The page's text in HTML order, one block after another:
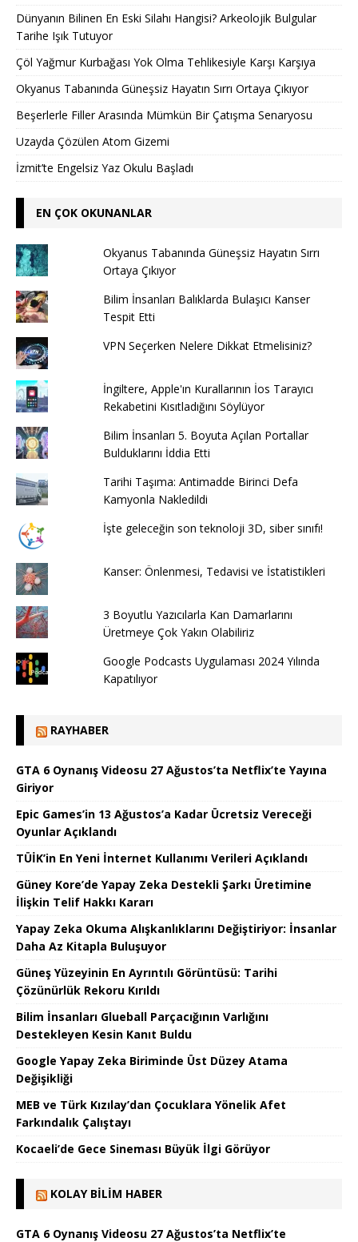
Dünyanın Bilinen En Eski Silahı Hangisi? Arkeolojik Bulgular
Tarihe Işık Tutuyor
Çöl Yağmur Kurbağası Yok Olma Tehlikesiyle Karşı Karşıya
Okyanus Tabanında Güneşsiz Hayatın Sırrı Ortaya Çıkıyor
Beşerlerle Filler Arasında Mümkün Bir Çatışma Senaryosu
Uzayda Çözülen Atom Gizemi
İzmit’te Engelsiz Yaz Okulu Başladı
EN ÇOK OKUNANLAR
Okyanus Tabanında Güneşsiz Hayatın Sırrı
Ortaya Çıkıyor
Bilim İnsanları Balıklarda Bulaşıcı Kanser
Tespit Etti
VPN Seçerken Nelere Dikkat Etmelisiniz?
İngiltere, Apple'ın Kurallarının İos Tarayıcı
Rekabetini Kısıtladığını Söylüyor
Bilim İnsanları 5. Boyuta Açılan Portallar
Bulduklarını İddia Etti
Tarihi Taşıma: Antimadde Birinci Defa
Kamyonla Nakledildi
İşte geleceğin son teknoloji 3D, siber sınıfı!
Kanser: Önlenmesi, Tedavisi ve İstatistikleri
3 Boyutlu Yazıcılarla Kan Damarlarını
Üretmeye Çok Yakın Olabiliriz
Google Podcasts Uygulaması 2024 Yılında
Kapatılıyor
RAYHABER
GTA 6 Oynanış Videosu 27 Ağustos’ta Netflix’te Yayına
Giriyor
Epic Games’in 13 Ağustos’a Kadar Ücretsiz Vereceği
Oyunlar Açıklandı
TÜİK’in En Yeni İnternet Kullanımı Verileri Açıklandı
Güney Kore’de Yapay Zeka Destekli Şarkı Üretimine
İlişkin Telif Hakkı Kararı
Yapay Zeka Okuma Alışkanlıklarını Değiştiriyor: İnsanlar
Daha Az Kitapla Buluşuyor
Güneş Yüzeyinin En Ayrıntılı Görüntüsü: Tarihi
Çözünürlük Rekoru Kırıldı
Bilim İnsanları Glueball Parçacığının Varlığını
Destekleyen Kesin Kanıt Buldu
Google Yapay Zeka Biriminde Üst Düzey Atama
Değişikliği
MEB ve Türk Kızılay’dan Çocuklara Yönelik Afet
Farkındalık Çalıştayı
Kocaeli’de Gece Sineması Büyük İlgi Görüyor
KOLAY BILIM HABER
GTA 6 Oynanış Videosu 27 Ağustos’ta Netflix’te